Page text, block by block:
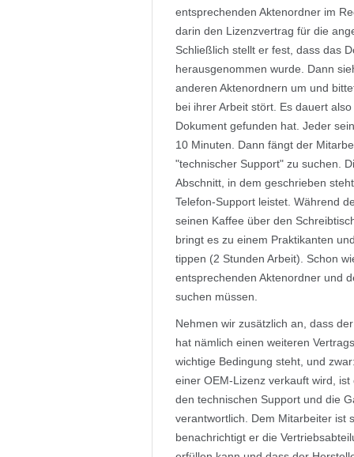
entsprechenden Aktenordner im
darin den Lizenzvertrag für die
Schließlich stellt er fest, dass das
herausgenommen wurde. Dann
anderen Aktenordnern um und
bei ihrer Arbeit stört. Es dauert
Dokument gefunden hat. Jeder
10 Minuten. Dann fängt der
"technischer Support" zu suchen.
Abschnitt, in dem geschrieben
Telefon-Support leistet. Während
seinen Kaffee über den
bringt es zu einem Praktikanten
tippen (2 Stunden Arbeit). Schon
entsprechenden Aktenordner und
suchen müssen.
Nehmen wir zusätzlich an, dass
hat nämlich einen weiteren
wichtige Bedingung steht, und
einer OEM-Lizenz verkauft wird,
den technischen Support und die
verantwortlich. Dem Mitarbeiter ist
benachrichtigt er die